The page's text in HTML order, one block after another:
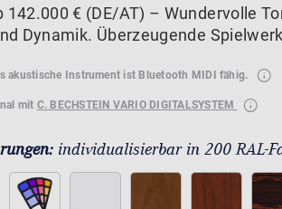
142.000 € (DE/AT) – Wundervolle
Dynamik. Überzeugende
akustische Instrument ist Bluetooth MIDI fähig.
mit C. BECHSTEIN VARIO DIGITALSYSTEM
individualisierbar in 200 RAL-